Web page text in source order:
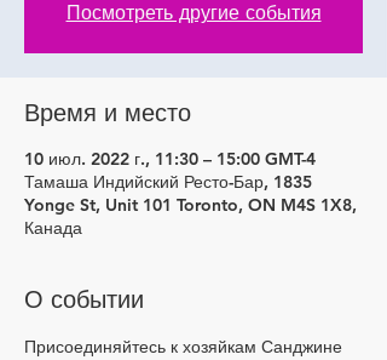
Посмотреть другие события
Время и место
10 июл. 2022 г., 11:30 – 15:00 GMT-4
Тамаша Индийский Ресто-Бар, 1835
Yonge St, Unit 101 Toronto, ON M4S 1X8,
Канада
О событии
Присоединяйтесь к хозяйкам Санджине